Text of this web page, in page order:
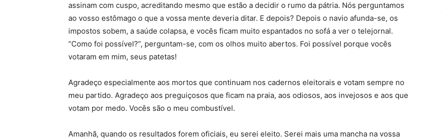
assinam com cuspo, acreditando mesmo que estão a decidir o rumo da pátria. Nós perguntamos
ao vosso estômago o que a vossa mente deveria ditar. E depois? Depois o navio afunda-se, os
impostos sobem, a saúde colapsa, e vocês ficam muito espantados no sofá a ver o telejornal.
“Como foi possível?”, perguntam-se, com os olhos muito abertos. Foi possível porque vocês
votaram em mim, seus patetas!
Agradeço especialmente aos mortos que continuam nos cadernos eleitorais e votam sempre no
meu partido. Agradeço aos preguiçosos que ficam na praia, aos odiosos, aos invejosos e aos que
votam por medo. Vocês são o meu combustível.
Amanhã, quando os resultados forem oficiais, eu serei eleito. Serei mais uma mancha na vossa